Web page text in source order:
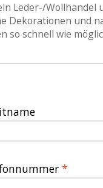
Leder-/
und
schnell wie
*